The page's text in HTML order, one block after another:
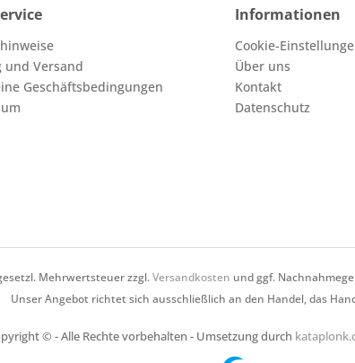
und Versand
Geschäftsbedingungen
Informationen
Cookie-
Über uns
Kontakt
Datenschutz
Mehrwertsteuer zzgl.Versandkosten und ggf.
Unser Angebot richtet sich ausschließlich an den Handel, das
© - Alle Rechte vorbehalten - Umsetzung durch